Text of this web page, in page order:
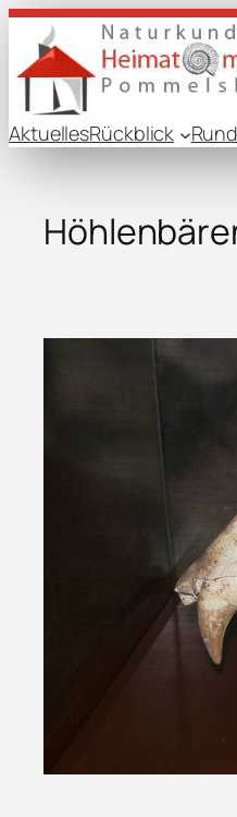
AktuellesRückblick